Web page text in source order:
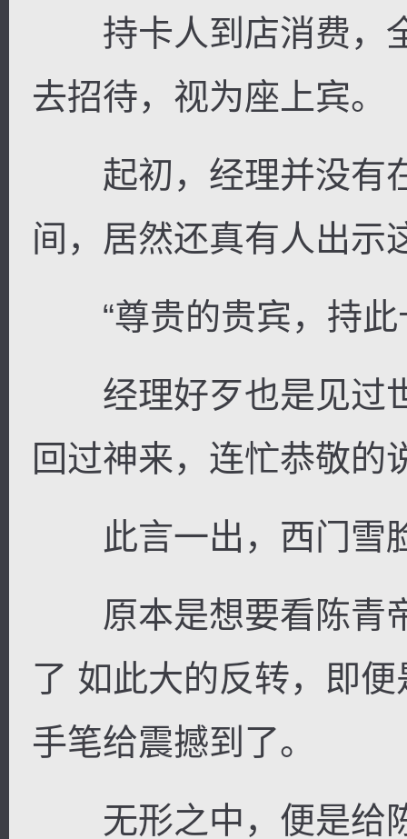
持卡人到店消费，
去招待，视为座上宾。
起初，经理并没有
间，居然还真有人出示
“尊贵的贵宾，持此
经理好歹也是见过
回过神来，连忙恭敬的
此言一出，西门雪
原本是想要看陈青
了 如此大的反转，即
手笔给震撼到了。
无形之中，便是给